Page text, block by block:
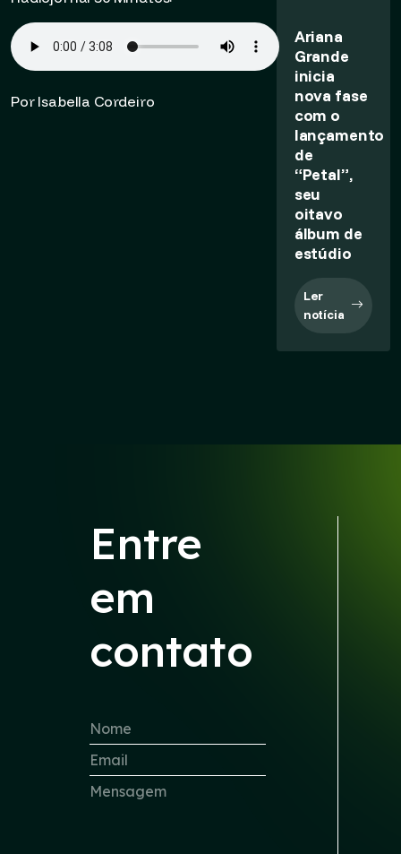
Por Isabella Cordeiro
Ariana
Grande
inicia
nova fase
com o
lançamento
de
“Petal”,
seu
oitavo
álbum de
estúdio
Ler
notícia
Entre
em
contato